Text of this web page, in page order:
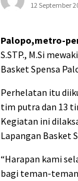
12 September
Palopo,metro-
S.STP., M.Si
Basket Spensa
Perhelatan itu
tim putra dan 13
Kegiatan ini
Lapangan Basket
“Harapan kami
bagi teman-